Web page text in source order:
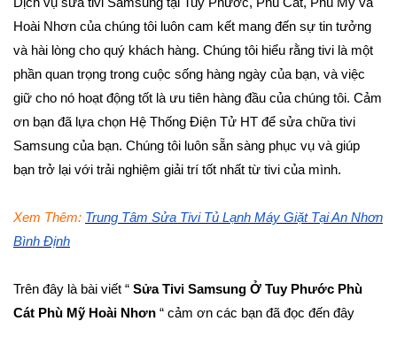
Hoài Nhơn của chúng tôi luôn cam kết mang đến sự tin tưởng
và hài lòng cho quý khách hàng. Chúng tôi hiểu rằng tivi là một
phần quan trọng trong cuộc sống hàng ngày của bạn, và việc
giữ cho nó hoạt động tốt là ưu tiên hàng đầu của chúng tôi. Cảm
ơn bạn đã lựa chọn Hệ Thống Điện Tử HT để sửa chữa tivi
Samsung của bạn. Chúng tôi luôn sẵn sàng phục vụ và giúp
bạn trở lại với trải nghiệm giải trí tốt nhất từ tivi của mình.
Xem Thêm: Trung Tâm Sửa Tivi Tủ Lạnh Máy Giặt Tại An Nhơn
Bình Định
Trên đây là bài viết “ Sửa Tivi Samsung Ở Tuy Phước Phù
Cát Phù Mỹ Hoài Nhơn “ cảm ơn các bạn đã đọc đến đây